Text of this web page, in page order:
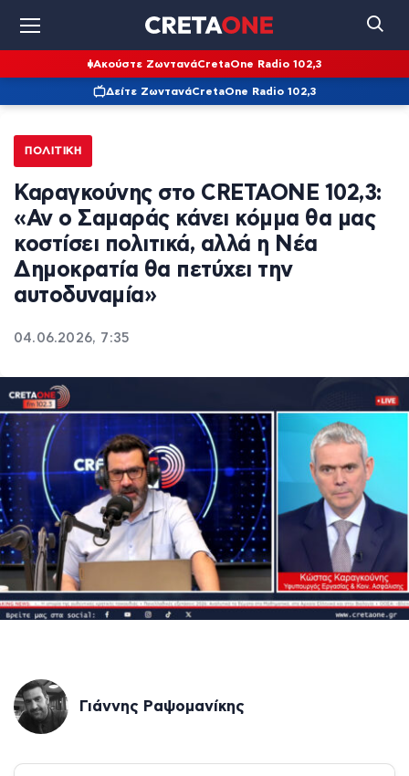
Ακούστε ΖωντανάCretaOne Radio 102,3
Δείτε ΖωντανάCretaOne Radio 102,3
ΠΟΛΙΤΙΚΉ
Καραγκούνης στο CRETAONE 102,3:
«Αν ο Σαμαράς κάνει κόμμα θα μας
κοστίσει πολιτικά, αλλά η Νέα
Δημοκρατία θα πετύχει την
αυτοδυναμία»
04.06.2026, 7:35
Γιάννης Ραψομανίκης